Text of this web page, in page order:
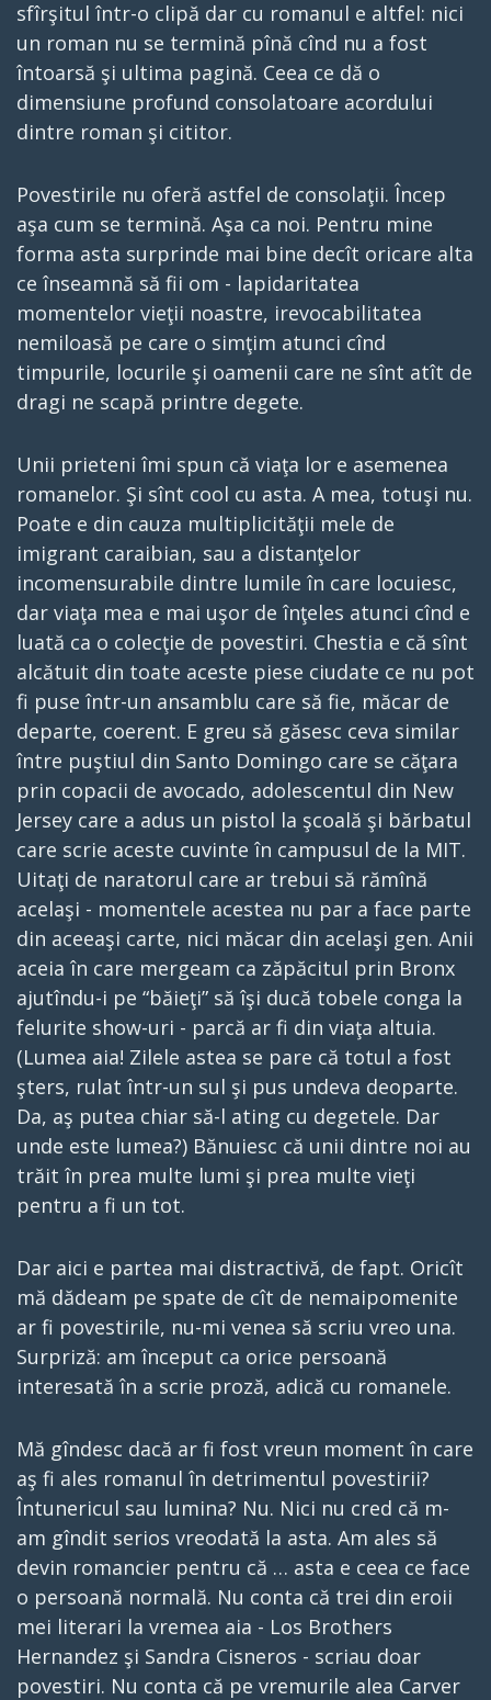
sfîrşitul într-o clipă dar cu romanul e altfel: nici
un roman nu se termină pînă cînd nu a fost
întoarsă şi ultima pagină. Ceea ce dă o
dimensiune profund consolatoare acordului
dintre roman şi cititor.
Povestirile nu oferă astfel de consolaţii. Încep
aşa cum se termină. Aşa ca noi. Pentru mine
forma asta surprinde mai bine decît oricare alta
ce înseamnă să fii om - lapidaritatea
momentelor vieţii noastre, irevocabilitatea
nemiloasă pe care o simţim atunci cînd
timpurile, locurile şi oamenii care ne sînt atît de
dragi ne scapă printre degete.
Unii prieteni îmi spun că viaţa lor e asemenea
romanelor. Şi sînt cool cu asta. A mea, totuşi nu.
Poate e din cauza multiplicităţii mele de
imigrant caraibian, sau a distanţelor
incomensurabile dintre lumile în care locuiesc,
dar viaţa mea e mai uşor de înţeles atunci cînd e
luată ca o colecţie de povestiri. Chestia e că sînt
alcătuit din toate aceste piese ciudate ce nu pot
fi puse într-un ansamblu care să fie, măcar de
departe, coerent. E greu să găsesc ceva similar
între puştiul din Santo Domingo care se căţara
prin copacii de avocado, adolescentul din New
Jersey care a adus un pistol la şcoală şi bărbatul
care scrie aceste cuvinte în campusul de la MIT.
Uitaţi de naratorul care ar trebui să rămînă
acelaşi - momentele acestea nu par a face parte
din aceeaşi carte, nici măcar din acelaşi gen. Anii
aceia în care mergeam ca zăpăcitul prin Bronx
ajutîndu-i pe “băieţi” să îşi ducă tobele conga la
felurite show-uri - parcă ar fi din viaţa altuia.
(Lumea aia! Zilele astea se pare că totul a fost
şters, rulat într-un sul şi pus undeva deoparte.
Da, aş putea chiar să-l ating cu degetele. Dar
unde este lumea?) Bănuiesc că unii dintre noi au
trăit în prea multe lumi şi prea multe vieţi
pentru a fi un tot.
Dar aici e partea mai distractivă, de fapt. Oricît
mă dădeam pe spate de cît de nemaipomenite
ar fi povestirile, nu-mi venea să scriu vreo una.
Surpriză: am început ca orice persoană
interesată în a scrie proză, adică cu romanele.
Mă gîndesc dacă ar fi fost vreun moment în care
aş fi ales romanul în detrimentul povestirii?
Întunericul sau lumina? Nu. Nici nu cred că m-
am gîndit serios vreodată la asta. Am ales să
devin romancier pentru că … asta e ceea ce face
o persoană normală. Nu conta că trei din eroii
mei literari la vremea aia - Los Brothers
Hernandez şi Sandra Cisneros - scriau doar
povestiri. Nu conta că pe vremurile alea Carver